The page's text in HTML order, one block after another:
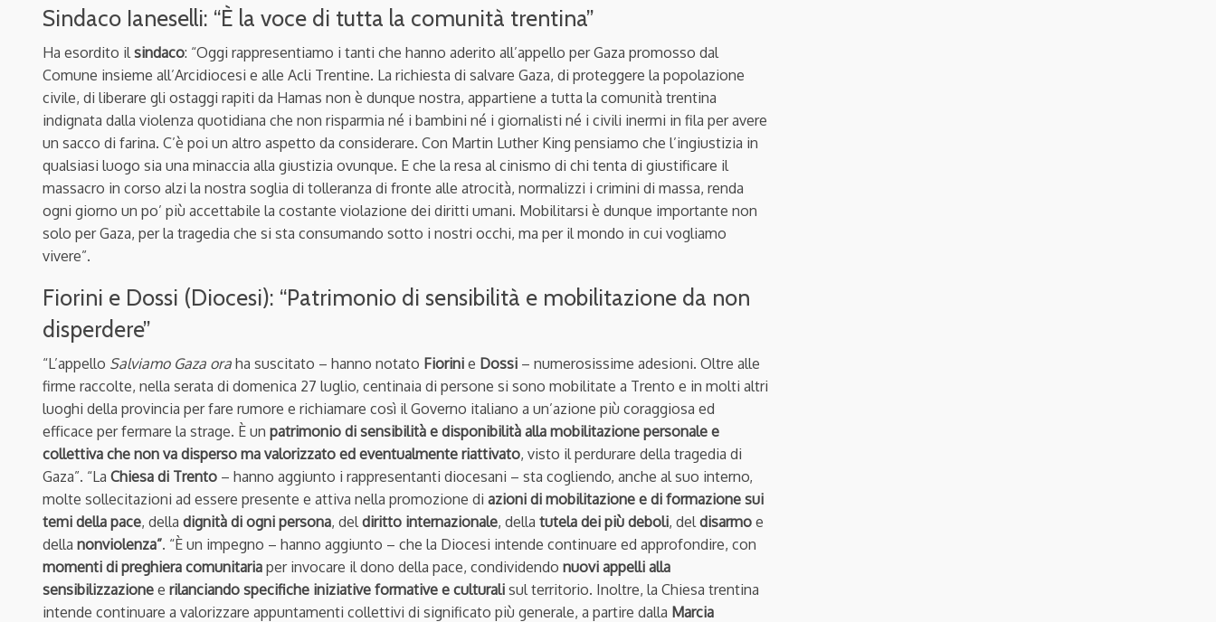
Sindaco Ianeselli: “È la voce di tutta la comunità trentina”
Ha esordito il sindaco: “Oggi rappresentiamo i tanti che hanno aderito all’appello per Gaza promosso dal
Comune insieme all’Arcidiocesi e alle Acli Trentine. La richiesta di salvare Gaza, di proteggere la popolazione
civile, di liberare gli ostaggi rapiti da Hamas non è dunque nostra, appartiene a tutta la comunità trentina
indignata dalla violenza quotidiana che non risparmia né i bambini né i giornalisti né i civili inermi in fila per avere
un sacco di farina. C’è poi un altro aspetto da considerare. Con Martin Luther King pensiamo che l’ingiustizia in
qualsiasi luogo sia una minaccia alla giustizia ovunque. E che la resa al cinismo di chi tenta di giustificare il
massacro in corso alzi la nostra soglia di tolleranza di fronte alle atrocità, normalizzi i crimini di massa, renda
ogni giorno un po’ più accettabile la costante violazione dei diritti umani. Mobilitarsi è dunque importante non
solo per Gaza, per la tragedia che si sta consumando sotto i nostri occhi, ma per il mondo in cui vogliamo
vivere”.
Fiorini e Dossi (Diocesi): “Patrimonio di sensibilità e mobilitazione da non
disperdere”
“L’appello Salviamo Gaza ora ha suscitato – hanno notato Fiorini e Dossi – numerosissime adesioni. Oltre alle
firme raccolte, nella serata di domenica 27 luglio, centinaia di persone si sono mobilitate a Trento e in molti altri
luoghi della provincia per fare rumore e richiamare così il Governo italiano a un’azione più coraggiosa ed
efficace per fermare la strage. È un patrimonio di sensibilità e disponibilità alla mobilitazione personale e
collettiva che non va disperso ma valorizzato ed eventualmente riattivato, visto il perdurare della tragedia di
Gaza”. “La Chiesa di Trento – hanno aggiunto i rappresentanti diocesani – sta cogliendo, anche al suo interno,
molte sollecitazioni ad essere presente e attiva nella promozione di azioni di mobilitazione e di formazione sui
temi della pace, della dignità di ogni persona, del diritto internazionale, della tutela dei più deboli, del disarmo e
della nonviolenza”. “È un impegno – hanno aggiunto – che la Diocesi intende continuare ed approfondire, con
momenti di preghiera comunitaria per invocare il dono della pace, condividendo nuovi appelli alla
sensibilizzazione e rilanciando specifiche iniziative formative e culturali sul territorio. Inoltre, la Chiesa trentina
intende continuare a valorizzare appuntamenti collettivi di significato più generale, a partire dalla Marcia